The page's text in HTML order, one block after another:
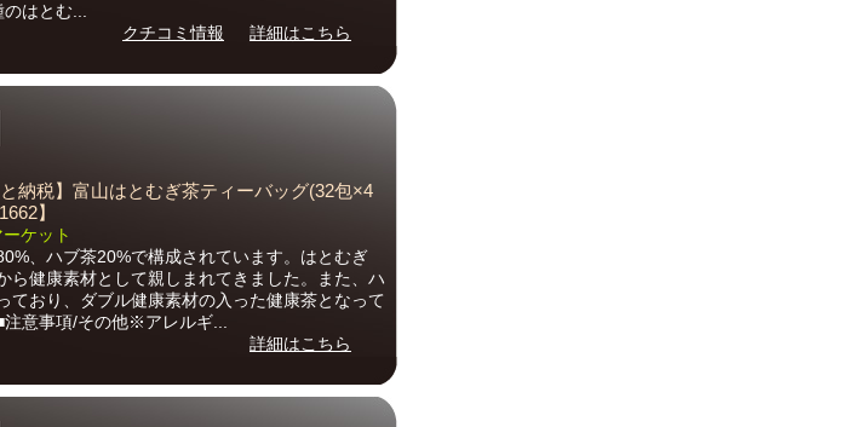
はとむ...
クチコミ情報
詳細はこちら
と納税】富山はとむぎ茶ティーバッグ(32包×4
】
ケット
、ハブ茶20%で構成されています。はとむぎ
ら健康素材として親しまれてきました。また、ハ
ており、ダブル健康素材の入った健康茶となって
注意事項/その他※アレルギ...
詳細はこちら